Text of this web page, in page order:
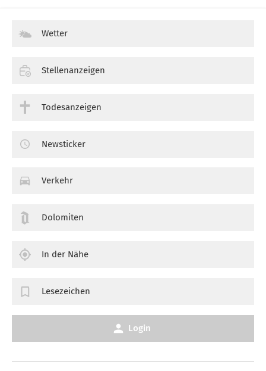
Wetter
Stellenanzeigen
Todesanzeigen
Newsticker
Verkehr
Dolomiten
In der Nähe
Lesezeichen
Login